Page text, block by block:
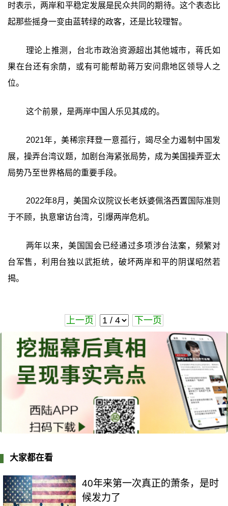
时表示，两岸和平稳定发展是民众共同的期待。这个表态比
起那些摇身一变由蓝转绿的政客，还是比较理智。
理论上推测，台北市政治资源超出其他城市，蒋氏如
果在台还有余荫，或有可能帮助蒋万安问鼎地区领导人之
位。
这个前景，是两岸中国人乐见其成的。
2021年，美稀宗拜登一意孤行，竭尽全力遏制中国发
展，操弄台湾议题，加剧台海紧张局势，成为美国操弄亚太
局势乃至世界格局的重要手段。
2022年8月，美国众议院议长老妖婆佩洛西置国际准则
于不顾，执意窜访台湾，引爆两岸危机。
两年以来，美国国会已经通过多项涉台法案，频繁对
台军售，利用台独以武拒统，破坏两岸和平的阴谋昭然若
揭。
上一页 下一页
大家都在看
40年来第一次真正的萧条，是时
候发力了